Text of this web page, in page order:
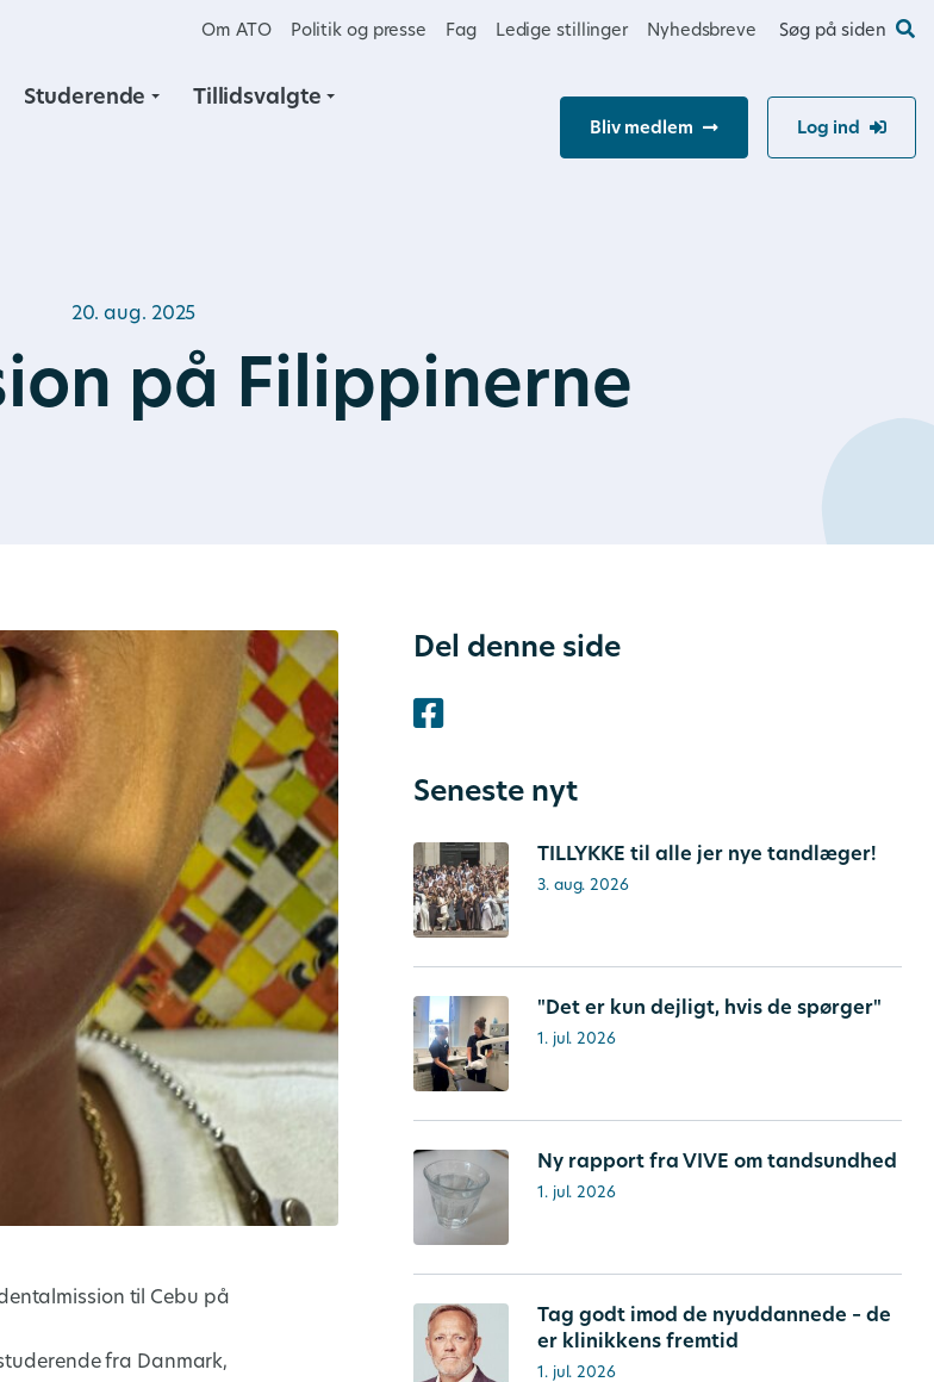
Om ATO Politik og presse Fag Ledige stillinger Nyhedsbreve Søg på siden
Studerende Tillidsvalgte
Bliv medlem Log ind
20. aug. 2025
på Filippinerne
til Cebu på
fra Danmark,
Del denne side
Seneste nyt
TILLYKKE til alle jer nye tandlæger!
3. aug. 2026
"Det er kun dejligt, hvis de spørger"
1. jul. 2026
Ny rapport fra VIVE om tandsundhed
1. jul. 2026
Tag godt imod de nyuddannede – de
er klinikkens fremtid
1. jul. 2026